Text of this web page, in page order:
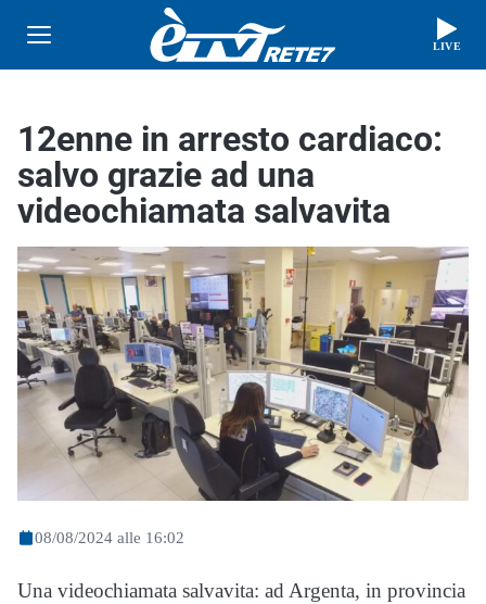
LIVE
12enne in arresto cardiaco:
salvo grazie ad una
videochiamata salvavita
08/08/2024 alle 16:02
Una videochiamata salvavita: ad Argenta, in provincia